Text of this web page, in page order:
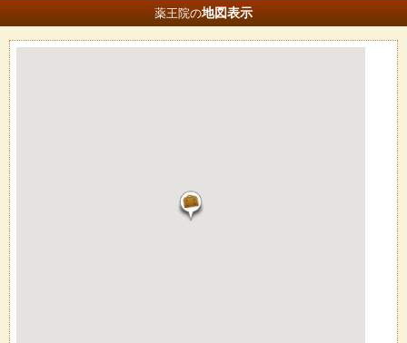
薬王院の地図表示